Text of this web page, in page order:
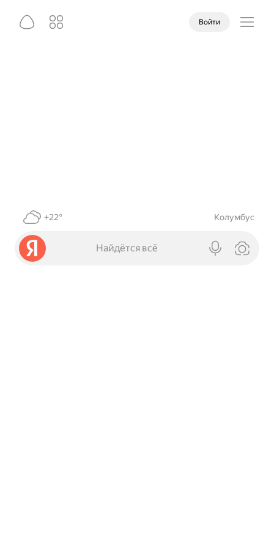
Войти
+22° Колумбус
Найдётся всё